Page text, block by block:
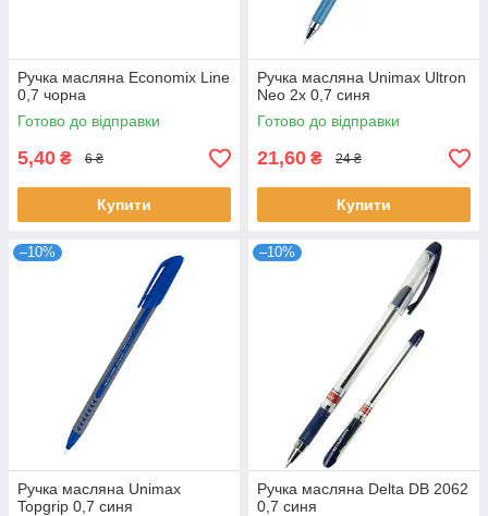
Ручка масляна Economix Line
0,7 чорна
Готово до відправки
5,40 ₴ 6 ₴
Купити
Ручка масляна Unimax Ultron
Neo 2x 0,7 синя
Готово до відправки
21,60 ₴ 24 ₴
Купити
–10%
Ручка масляна Unimax
Topgrip 0,7 синя
–10%
Ручка масляна Delta DB 2062
0,7 синя